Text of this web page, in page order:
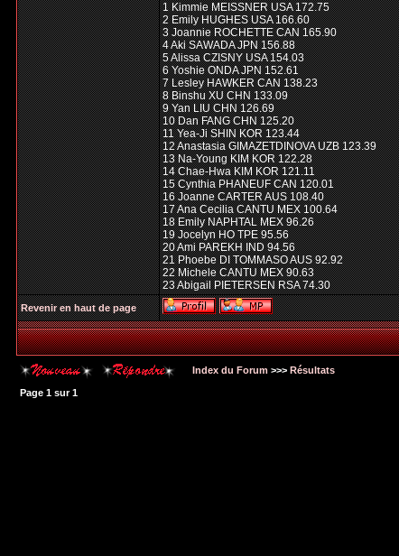
1 Kimmie MEISSNER USA 172.75
2 Emily HUGHES USA 166.60
3 Joannie ROCHETTE CAN 165.90
4 Aki SAWADA JPN 156.88
5 Alissa CZISNY USA 154.03
6 Yoshie ONDA JPN 152.61
7 Lesley HAWKER CAN 138.23
8 Binshu XU CHN 133.09
9 Yan LIU CHN 126.69
10 Dan FANG CHN 125.20
11 Yea-Ji SHIN KOR 123.44
12 Anastasia GIMAZETDINOVA UZB 123.39
13 Na-Young KIM KOR 122.28
14 Chae-Hwa KIM KOR 121.11
15 Cynthia PHANEUF CAN 120.01
16 Joanne CARTER AUS 108.40
17 Ana Cecilia CANTU MEX 100.64
18 Emily NAPHTAL MEX 96.26
19 Jocelyn HO TPE 95.56
20 Ami PAREKH IND 94.56
21 Phoebe DI TOMMASO AUS 92.92
22 Michele CANTU MEX 90.63
23 Abigail PIETERSEN RSA 74.30
Revenir en haut de page
Index du Forum >>> Résultats
Page 1 sur1